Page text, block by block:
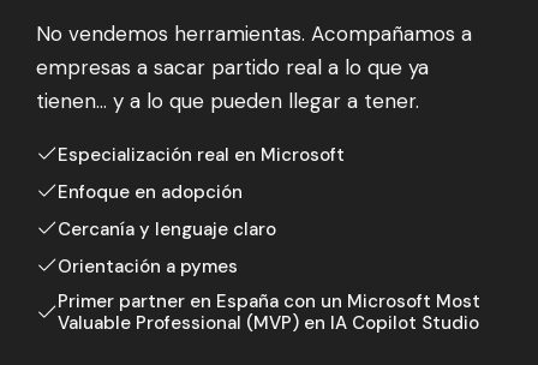
No vendemos herramientas. Acompañamos a
empresas a sacar partido real a lo que ya
tienen… y a lo que pueden llegar a tener.
Especialización real en Microsoft
Enfoque en adopción
Cercanía y lenguaje claro
Orientación a pymes
Primer partner en España con un Microsoft Most
Valuable Professional (MVP) en IA Copilot Studio